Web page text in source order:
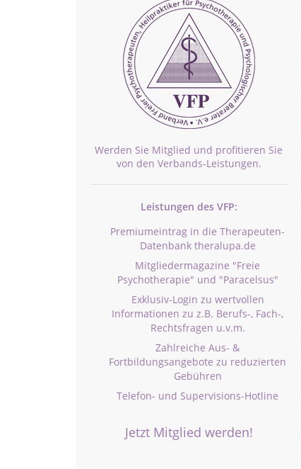
Werden Sie Mitglied und profitieren Sie
von den Verbands-Leistungen.
Leistungen des VFP:
Premiumeintrag in die Therapeuten-
Datenbank theralupa.de
Mitgliedermagazine "Freie
Psychotherapie" und "Paracelsus"
Exklusiv-Login zu wertvollen
Informationen zu z.B. Berufs-, Fach-,
Rechtsfragen u.v.m.
Zahlreiche Aus- &
Fortbildungsangebote zu reduzierten
Gebühren
Telefon- und Supervisions-Hotline
Jetzt Mitglied werden!